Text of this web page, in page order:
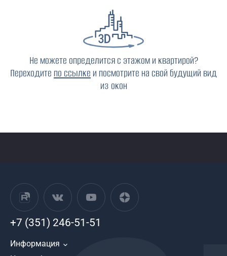
Не можете определится с этажом и квартирой?
Переходите по ссылке и посмотрите на свой будущий вид
из окон
Информация
+7 (351) 246-51-51